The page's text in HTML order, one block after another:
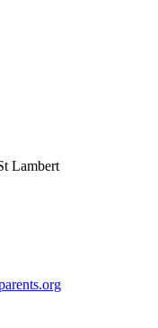
Lambert